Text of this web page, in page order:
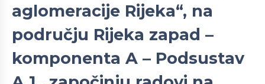
aglomeracije Rijeka“, na
području Rijeka zapad –
komponenta A – Podsustav